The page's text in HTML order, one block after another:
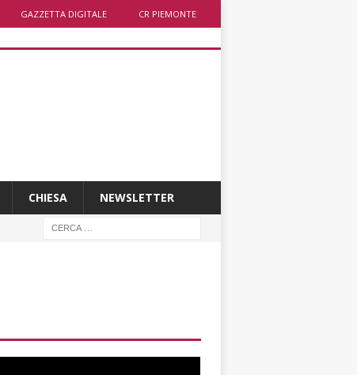
GAZZETTA DIGITALE CR PIEMONTE
CHIESA NEWSLETTER